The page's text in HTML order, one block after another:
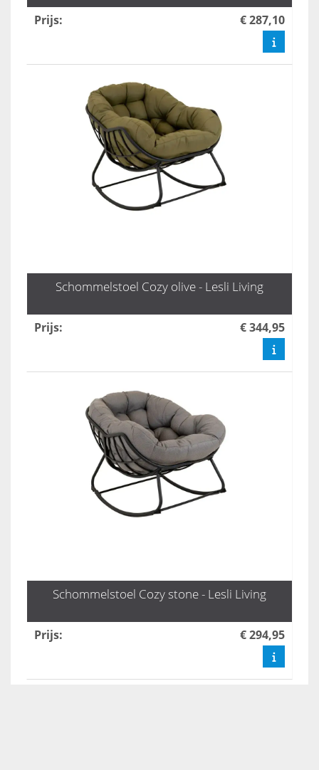
Prijs: € 287,10
Schommelstoel Cozy olive - Lesli Living
Prijs: € 344,95
Schommelstoel Cozy stone - Lesli Living
Prijs: € 294,95